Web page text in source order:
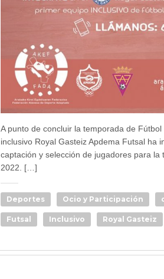
A punto de concluir la temporada de
inclusivo Royal Gasteiz Apdema Futsal ha
captación y selección de jugadores para la
2022. […]
Deportes Ocio y Participación
Futsal Inclusivo Royal Gasteiz